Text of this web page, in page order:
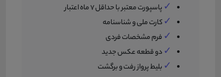
✓ پاسپورت معتبر با حداقل 7 ماه اعتبار
✓ کارت ملی و شناسنامه
✓ فرم مشخصات فردی
✓ دو قطعه عکس جدید
✓ بلیط پرواز رفت و برگشت